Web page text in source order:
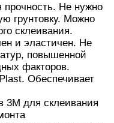
прочность. Не нужно
грунтовку. Можно
склеивания.
и эластичен. Не
повышенной
факторов.
Обеспечивает
3М для склеивания